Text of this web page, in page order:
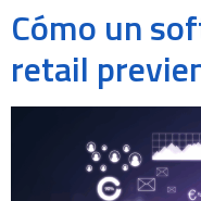
Cómo un
retail